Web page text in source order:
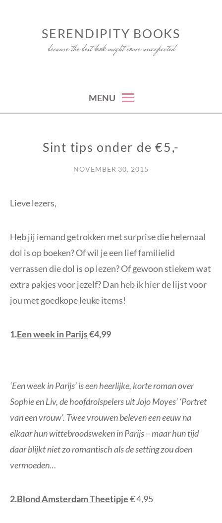
SERENDIPITY BOOKS
because the best book might come unexpected
MENU
Sint tips onder de €5,-
NOVEMBER 30, 2015
Lieve lezers,
Heb jij iemand getrokken met surprise die helemaal
dol is op boeken? Of wil je een lief familielid
verrassen die dol is op lezen? Of gewoon stiekem wat
extra pakjes voor jezelf? Dan heb ik hier de lijst voor
jou met goedkope leuke items!
1.Een week in Parijs€4,99
‘Een week in Parijs’ is een heerlijke, korte roman over
Sophie en Liv, de hoofdrolspelers uit Jojo Moyes’ ‘Portret
van een vrouw’. Twee vrouwen beleven een eeuw na
elkaar hun wittebroodsweken in Parijs – maar hun tijd
daar blijkt niet zo romantisch als de setting zou doen
vermoeden…
2.Blond Amsterdam Theetipje€ 4,95